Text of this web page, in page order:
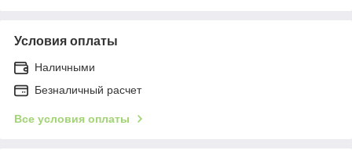
Условия оплаты
Наличными
Безналичный расчет
Все условия оплаты